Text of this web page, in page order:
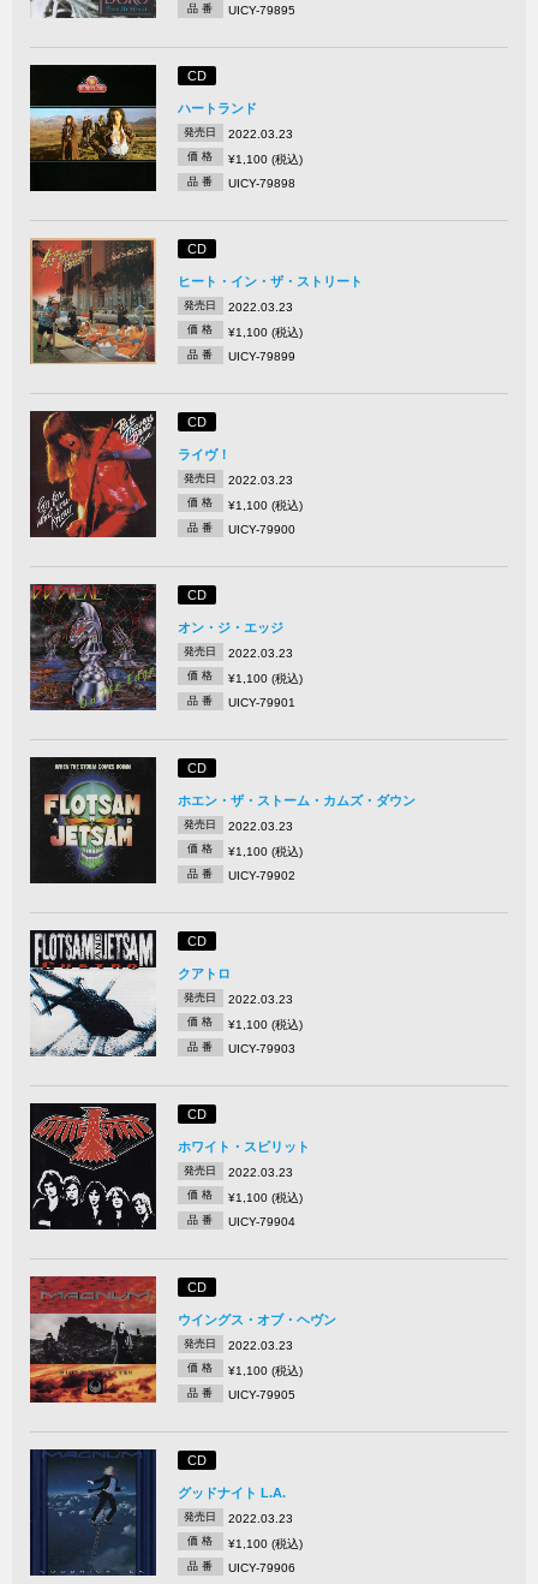
品 番 UICY-79895
CD
ハートランド
発売日 2022.03.23
価 格 ¥1,100 (税込)
品 番 UICY-79898
CD
ヒート・イン・ザ・ストリート
発売日 2022.03.23
価 格 ¥1,100 (税込)
品 番 UICY-79899
CD
ライヴ！
発売日 2022.03.23
価 格 ¥1,100 (税込)
品 番 UICY-79900
CD
オン・ジ・エッジ
発売日 2022.03.23
価 格 ¥1,100 (税込)
品 番 UICY-79901
CD
ホエン・ザ・ストーム・カムズ・ダウン
発売日 2022.03.23
価 格 ¥1,100 (税込)
品 番 UICY-79902
CD
クアトロ
発売日 2022.03.23
価 格 ¥1,100 (税込)
品 番 UICY-79903
CD
ホワイト・スピリット
発売日 2022.03.23
価 格 ¥1,100 (税込)
品 番 UICY-79904
CD
ウイングス・オブ・ヘヴン
発売日 2022.03.23
価 格 ¥1,100 (税込)
品 番 UICY-79905
CD
グッドナイト L.A.
発売日 2022.03.23
価 格 ¥1,100 (税込)
品 番 UICY-79906